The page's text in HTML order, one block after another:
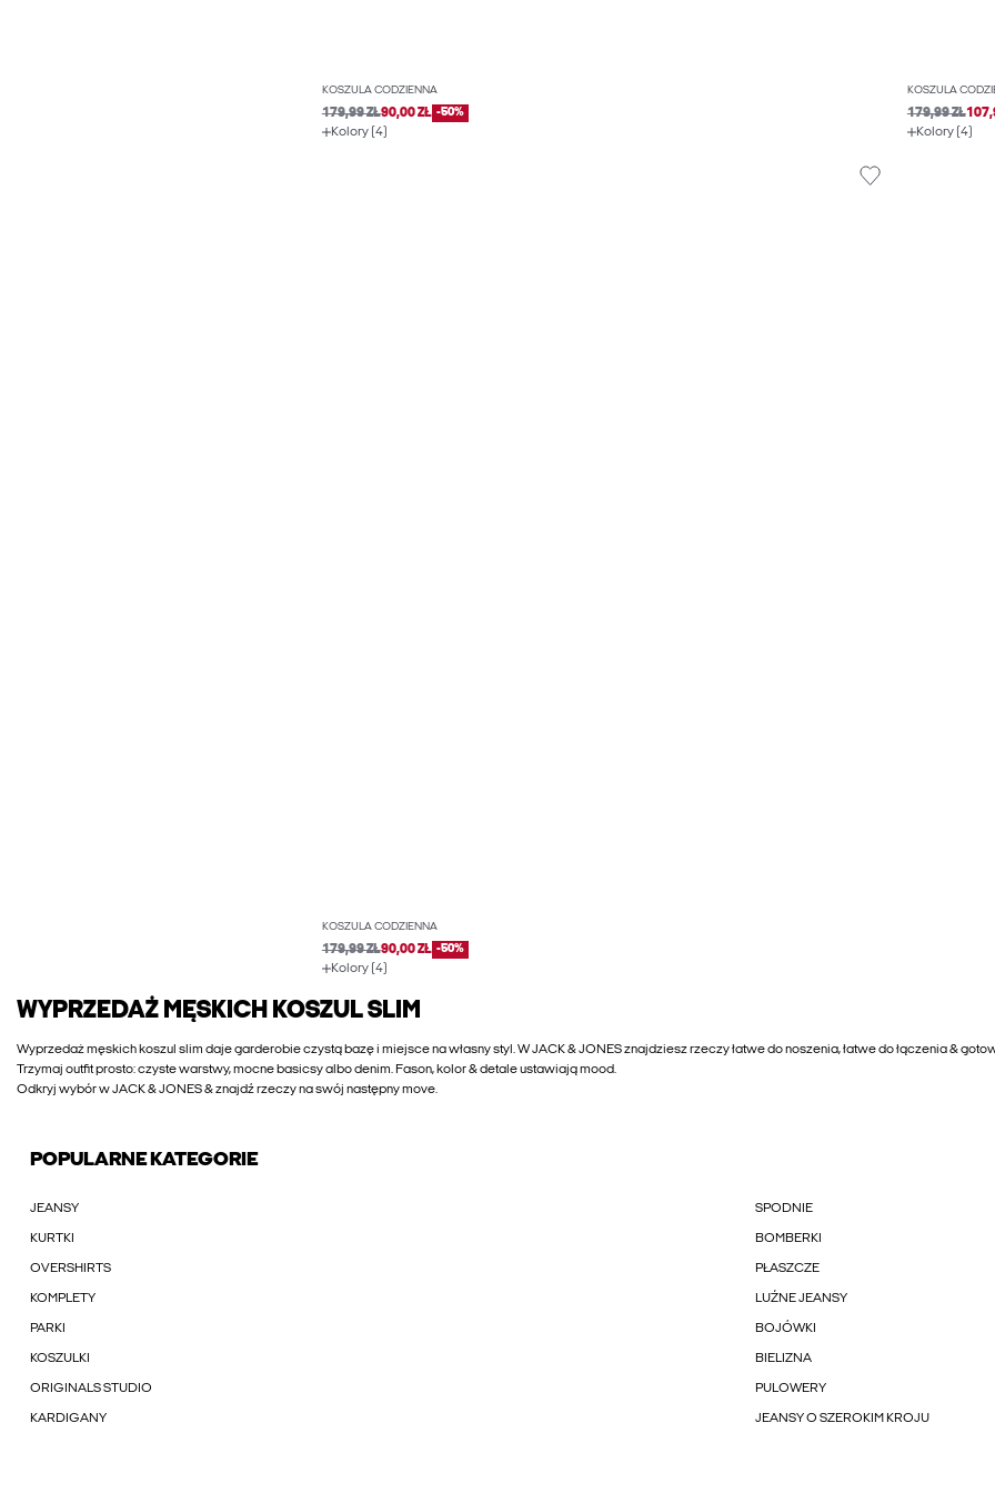
KOSZULA CODZIENNA
179,99 ZŁ90,00 ZŁ -50%
Kolory (4)
KOSZULA
179,99 ZŁ
Kolory (4)
KOSZULA CODZIENNA
179,99 ZŁ90,00 ZŁ -50%
Kolory (4)
WYPRZEDAŻ MĘSKICH KOSZUL SLIM
Wyprzedaż męskich koszul slim daje garderobie czystą bazę i miejsce na własny styl. W JACK & JONES znajdziesz rzeczy łatwe do noszenia, łatwe do łączenia &
Trzymaj outfit prosto: czyste warstwy, mocne basicsy albo denim. Fason, kolor & detale ustawiają mood.
Odkryj wybór w JACK & JONES & znajdź rzeczy na swój następny move.
POPULARNE KATEGORIE
JEANSY SPODNIE
KURTKI BOMBERKI
OVERSHIRTS PŁASZCZE
KOMPLETY LUŹNE JEANSY
PARKI BOJÓWKI
KOSZULKI BIELIZNA
ORIGINALS STUDIO PULOWERY
KARDIGANY JEANSY O SZEROKIM KROJU